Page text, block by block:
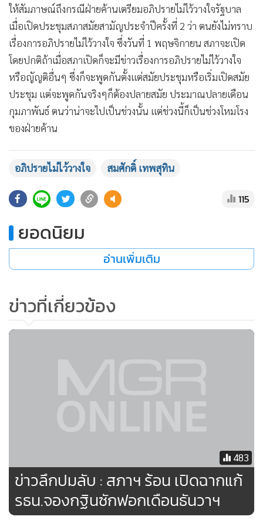
• Celeb Online
• Factcheck
• ญี่ปุ่น
• News1
• Gotomanager
ให้สัมภาษณ์ถึงกรณีฝ่ายค้านเตรียมอภิปรายไม่ไว้วางใจรัฐบาล
เมื่อเปิดประชุมสภาสมัยสามัญประจำปีครั้งที่ 2 ว่า ตนยังไม่ทราบ
เรื่องการอภิปรายไม่ไว้วางใจ ซึ่งวันที่ 1 พฤษจิกายน สภาจะเปิด
โดยปกติถ้าเมื่อสภาเปิดก็จะมีข่าวเรื่องการอภิปรายไม่ไว้วางใจ
หรือญัญติอื่นๆ ซึ่งก็จะพูดกันตั้งแต่สมัยประชุมหรือเริ่มเปิดสมัย
ประชุม แต่จะพูดกันจริงๆก็ต้องปลายสมัย ประมาณปลายเดือน
กุมภาพันธ์ ตนว่าน่าจะไปเป็นช่วงนั้น แต่ช่วงนี้ก็เป็นช่วงโหมโรง
ของฝ่ายค้าน
อภิปรายไม่ไว้วางใจ สมศักดิ์ เทพสุทิน
115
ยอดนิยม
อ่านเพิ่มเติม
ข่าวที่เกี่ยวข้อง
483
ข่าวลึกปมลับ : สภาฯ ร้อน เปิดฉากแก้
รธน.จองกฐินซักฟอกเดือนธันวาฯ